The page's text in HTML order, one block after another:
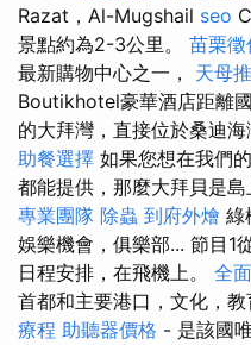
Razat，Al-Mugshail seo
景點約為2-3公里。 苗栗徵
最新購物中心之一， 天母
Boutikhotel豪華酒店距離
的大拜灣，直接位於桑迪海
助餐選擇 如果您想在我們
都能提供，那麼大拜貝是島
專業團隊 除蟲 到府外燴 綠
娛樂機會，俱樂部... 節目1
日程安排，在飛機上。 全
首都和主要港口，文化，
療程 助聽器價格 - 是該國